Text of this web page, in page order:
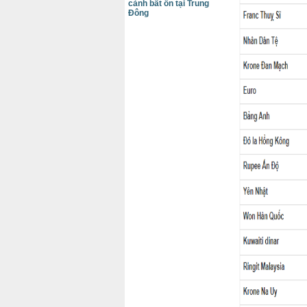
cảnh bất ổn tại Trung
Đông